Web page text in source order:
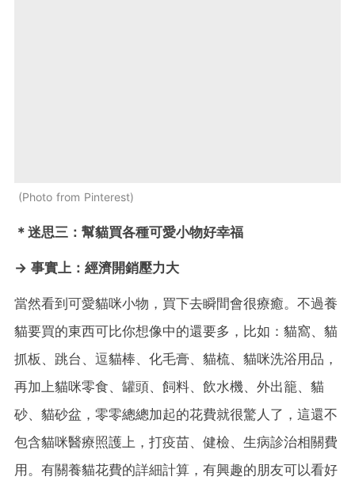
Photo from Pinterest
＊ 迷思三 ：幫貓買各種可愛小物好幸福
→ 事實上： 經濟開銷壓力大
當然看到可愛貓咪小物，買下去瞬間會很療癒。不過養
貓要買的東西可比你想像中的還要多，比如：貓窩、貓
抓板、跳台、逗貓棒、化毛膏、貓梳、貓咪洗浴用品，
再加上貓咪零食、罐頭、飼料、飲水機、外出籠、貓
砂、貓砂盆，零零總總加起的花費就很驚人了，這還不
包含貓咪醫療照護上，打疫苗、健檢、生病診治相關費
用。有關養貓花費的詳細計算，有興趣的朋友可以看好